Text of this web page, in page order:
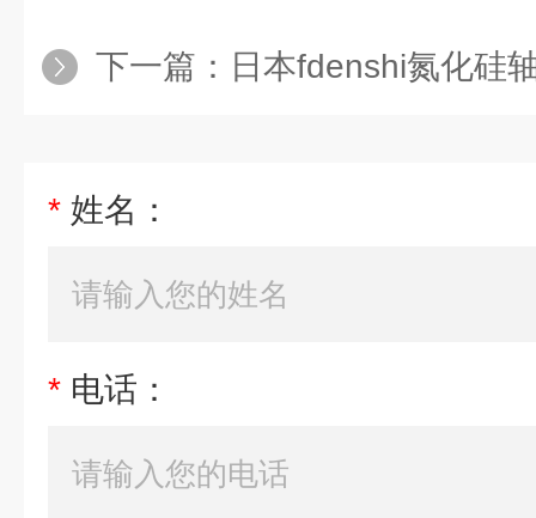
下一篇： 日本fdenshi氮化硅
* 姓名：
* 电话：